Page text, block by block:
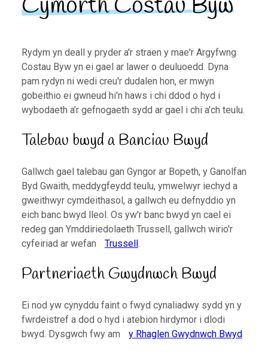
Cymorth Costau Byw
Rydym yn deall y pryder a'r straen y mae'r Argyfwng
Costau Byw yn ei gael ar lawer o deuluoedd. Dyna
pam rydyn ni wedi creu'r dudalen hon, er mwyn
gobeithio ei gwneud hi'n haws i chi ddod o hyd i
wybodaeth a’r gefnogaeth sydd ar gael i chi a'ch teulu.
Talebau bwyd a Banciau Bwyd
Gallwch gael talebau gan Gyngor ar Bopeth, y Ganolfan
Byd Gwaith, meddygfeydd teulu, ymwelwyr iechyd a
gweithwyr cymdeithasol, a gallwch eu defnyddio yn
eich banc bwyd lleol. Os yw'r banc bwyd yn cael ei
redeg gan Ymddiriedolaeth Trussell, gallwch wirio'r
cyfeiriad ar wefan
Trussell .
Partneriaeth Gwydnwch Bwyd
Ei nod yw cynyddu faint o fwyd cynaliadwy sydd yn y
fwrdeistref a dod o hyd i atebion hirdymor i dlodi
bwyd. Dysgwch fwy am
y Rhaglen Gwydnwch Bwyd